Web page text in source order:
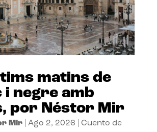
matins de
i negre amb
por Néstor Mir
Mir| Ago 2, 2026
Cuento de